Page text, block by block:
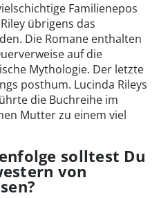
Familienepos
übrigens das
Die Romane enthalten
auf die
Mythologie. Der letzte
posthum. Lucinda Rileys
die Buchreihe im
Mutter zu einem viel
solltest Du
von